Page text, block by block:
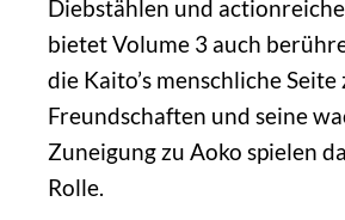
Diebstählen und
bietet Volume 3 auch
die Kaito’s menschliche Seite
Freundschaften und seine
Zuneigung zu Aoko spielen
Rolle.